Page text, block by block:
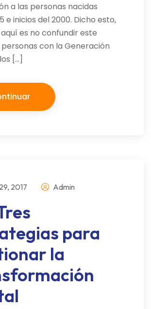
a las personas nacidas
e inicios del 2000. Dicho esto,
es no confundir este
con la Generación
[…]
2017 Admin
para
la